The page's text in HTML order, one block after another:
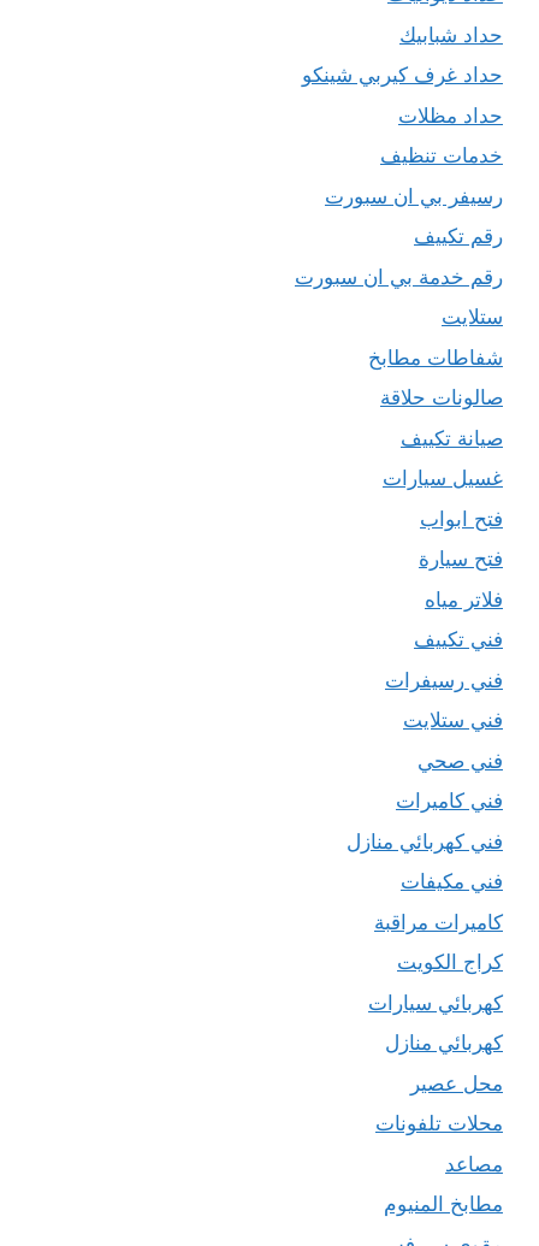
حداد شبابيك
حداد غرف كيربي شينكو
حداد مظلات
خدمات تنظيف
رسيفر بي ان سبورت
رقم تكييف
رقم خدمة بي ان سبورت
ستلايت
شفاطات مطابخ
صالونات حلاقة
صيانة تكييف
غسيل سيارات
فتح ابواب
فتح سيارة
فلاتر مياه
فني تكييف
فني رسيفرات
فني ستلايت
فني صحي
فني كاميرات
فني كهربائي منازل
فني مكيفات
كاميرات مراقبة
كراج الكويت
كهربائي سيارات
كهربائي منازل
محل عصير
محلات تلفونات
مصاعد
مطابخ المنيوم